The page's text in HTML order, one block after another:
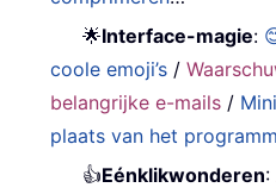
🌟Interface-magie:
coole emoji’s /
belangrijke e-mails /
plaats van het
👍Eénklikwonderen: